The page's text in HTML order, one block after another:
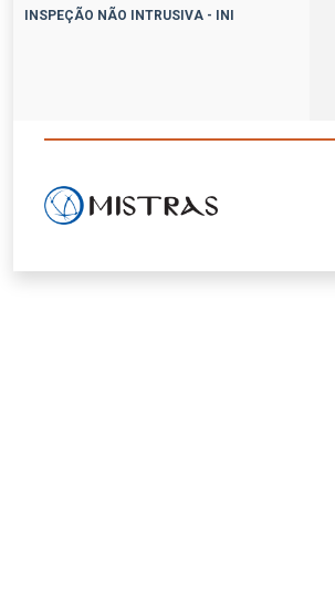
INSPEÇÃO NÃO INTRUSIVA - INI